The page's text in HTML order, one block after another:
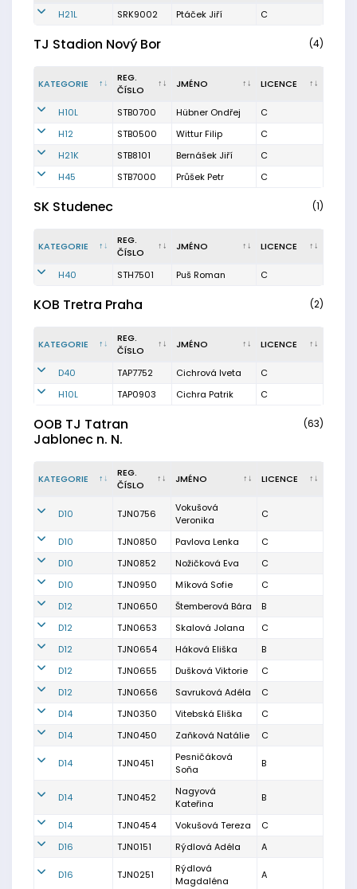
H21L SRK9002 Ptáček Jiří C
TJ Stadion Nový Bor (4)
KATEGORIE
REG.
ČÍSLO
JMÉNO LICENCE
H10L STB0700 Hübner Ondřej
C
H12
STB0500 Wittur Filip
C
H21K
STB8101 Bernášek Jiří
C
H45
STB7000 Průšek Petr C
SK Studenec (1)
KATEGORIE
REG.
ČÍSLO
JMÉNO LICENCE
H40 STH7501 Puš Roman C
KOB Tretra Praha (2)
KATEGORIE
REG.
ČÍSLO
JMÉNO LICENCE
D40 TAP7752 Cichrová Iveta
C
H10L
TAP0903 Cichra Patrik C
OOB TJ Tatran
Jablonec n. N.
(63)
KATEGORIE
REG.
ČÍSLO
JMÉNO LICENCE
D10 TJN0756
Vokušová
Veronika
C
D10 TJN0850 Pavlova Lenka
C
D10
TJN0852 Nožičková Eva
C
D10
TJN0950 Míková Sofie
C
D12
TJN0650 Štemberová Bára
B
D12
TJN0653 Skalová Jolana
C
D12
TJN0654 Háková Eliška
B
D12
TJN0655 Dušková Viktorie
C
D12
TJN0656 Savruková Adéla
C
D14
TJN0350 Vitebská Eliška
C
D14
TJN0450 Zaňková Natálie C
D14 TJN0451
Pesničáková
Soňa
B
D14 TJN0452
Nagyová
Kateřina
B
D14 TJN0454 Vokušová Tereza
C
D16
TJN0151 Rýdlová Adéla A
D16 TJN0251
Rýdlová
Magdaléna
A